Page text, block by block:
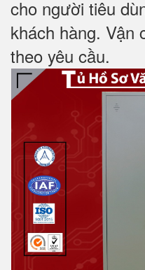
cho người tiêu
khách hàng. Vận
theo yêu cầu.